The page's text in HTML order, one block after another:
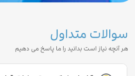
سوالات متداول
هر آنچه نیاز است بدانید را ما پاسخ می دهیم